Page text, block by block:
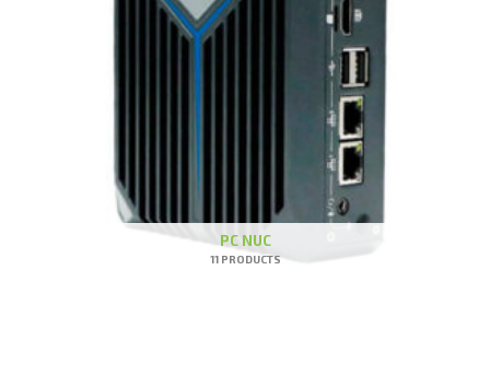
PC NUC
11 PRODUCTS